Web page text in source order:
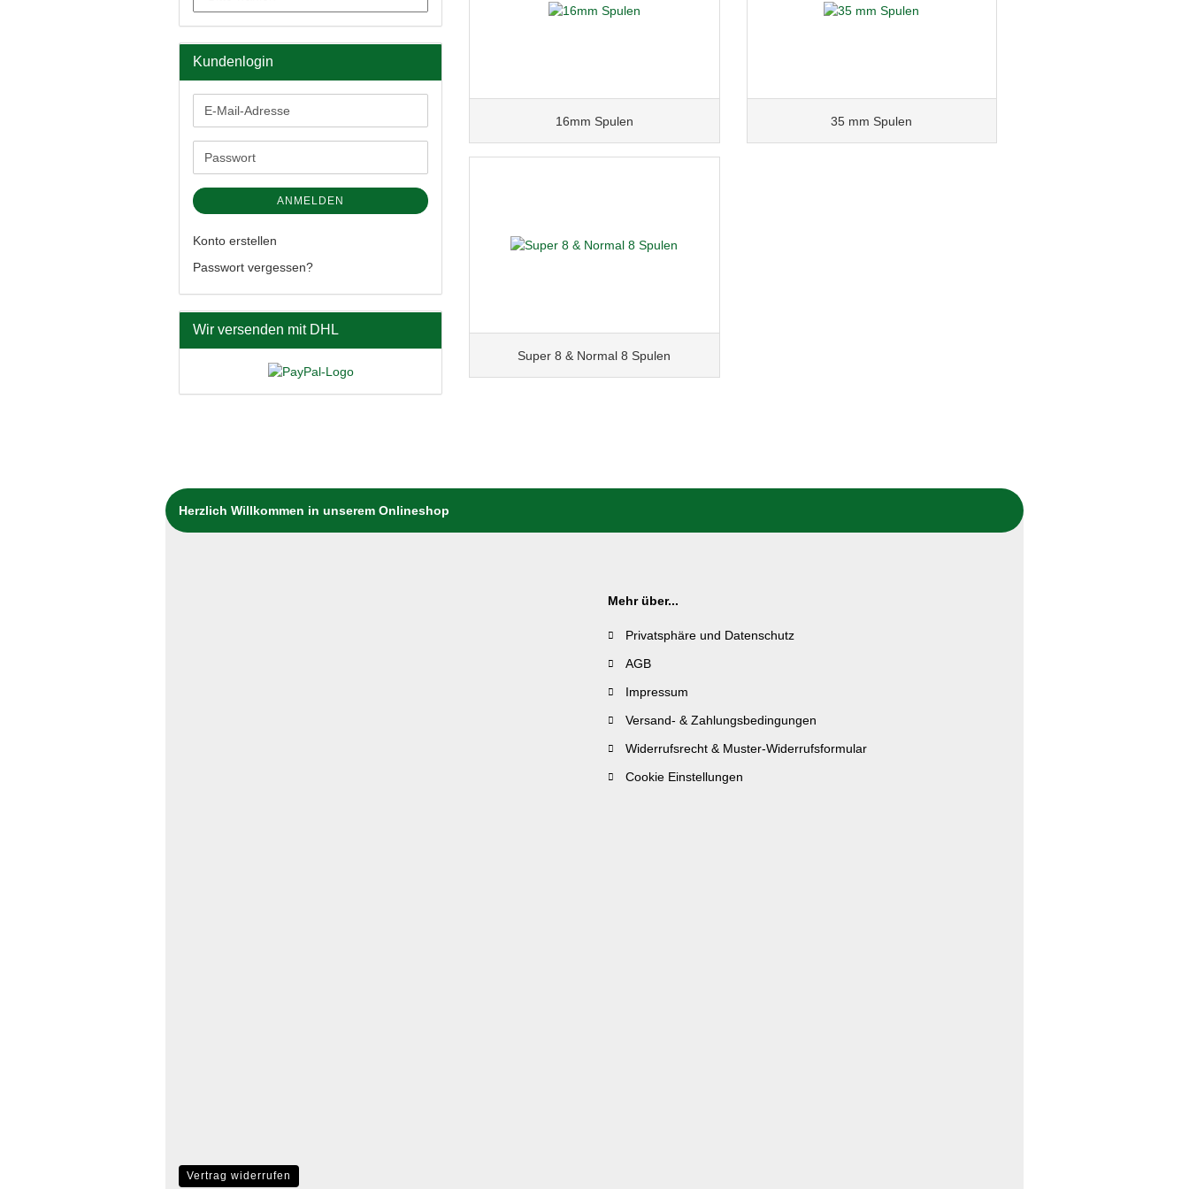
16mm Spulen 35 mm Spulen
Super 8 & Normal 8 Spulen
Kundenlogin
E-
Mail-
Adresse
Passwort
ANMELDEN
Konto erstellen
Passwort vergessen?
Wir versenden mit DHL
Herzlich Willkommen in unserem Onlineshop
Mehr über...
Privatsphäre und Datenschutz
AGB
Impressum
Versand- & Zahlungsbedingungen
Widerrufsrecht & Muster-Widerrufsformular
Cookie Einstellungen
Vertrag widerrufen